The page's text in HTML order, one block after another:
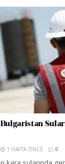
1 HAFTA ÖNCE 0